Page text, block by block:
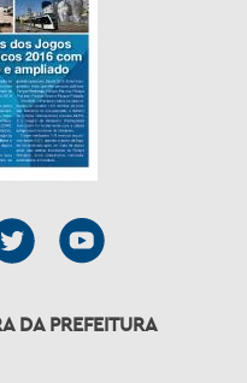
DA PREFEITURA